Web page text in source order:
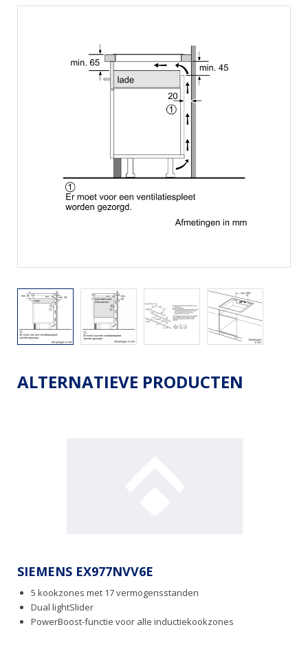
ALTERNATIEVE PRODUCTEN
SIEMENS EX977NVV6E
5 kookzones met 17 vermogensstanden
Dual lightSlider
PowerBoost-functie voor alle inductiekookzones